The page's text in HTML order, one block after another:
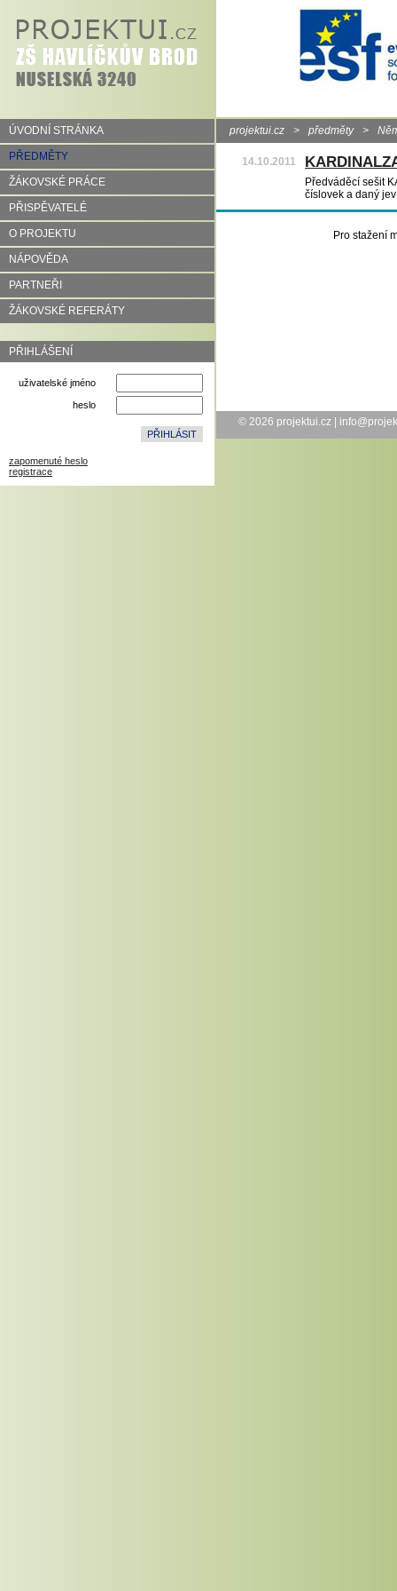
ÚVODNÍ STRÁNKA
PŘEDMĚTY
ŽÁKOVSKÉ PRÁCE
PŘISPĚVATELÉ
O PROJEKTU
NÁPOVĚDA
PARTNEŘI
ŽÁKOVSKÉ REFERÁTY
PŘIHLÁŠENÍ
uživatelské jméno
heslo
zapomenuté heslo
registrace
projektui.cz > předměty >
14.10.2011
Předváděcí sešit
číslovek a daný
Pro stažení
© 2026 projektui.cz